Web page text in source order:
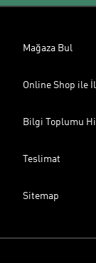
Mağaza Bul
Online Shop ile
Bilgi Toplumu
Teslimat
Sitemap